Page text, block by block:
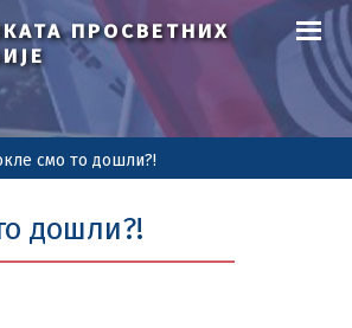
ПРОСВЕТНИХ
смо то дошли?!
дошли?!